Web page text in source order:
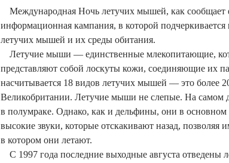
Международная Ночь летучих мышей, как сообщает
информационная кампания, в которой подчеркивается
летучих мышей и их среды обитания.
Летучие мыши — единственные млекопитающие,
представляют собой лоскуты кожи, соединяющие их
насчитывается 18 видов летучих мышей — это более
Великобритании. Летучие мыши не слепые. На самом
в полумраке. Однако, как и дельфины, они в
высокие звуки, которые отскакивают назад, позволяя
в котором они летают.
С 1997 года последние выходные августа